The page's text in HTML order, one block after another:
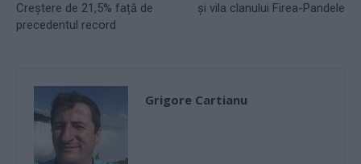
Creștere de 21,5% față de
precedentul record
și vila clanului Firea-Pandele
Grigore Cartianu